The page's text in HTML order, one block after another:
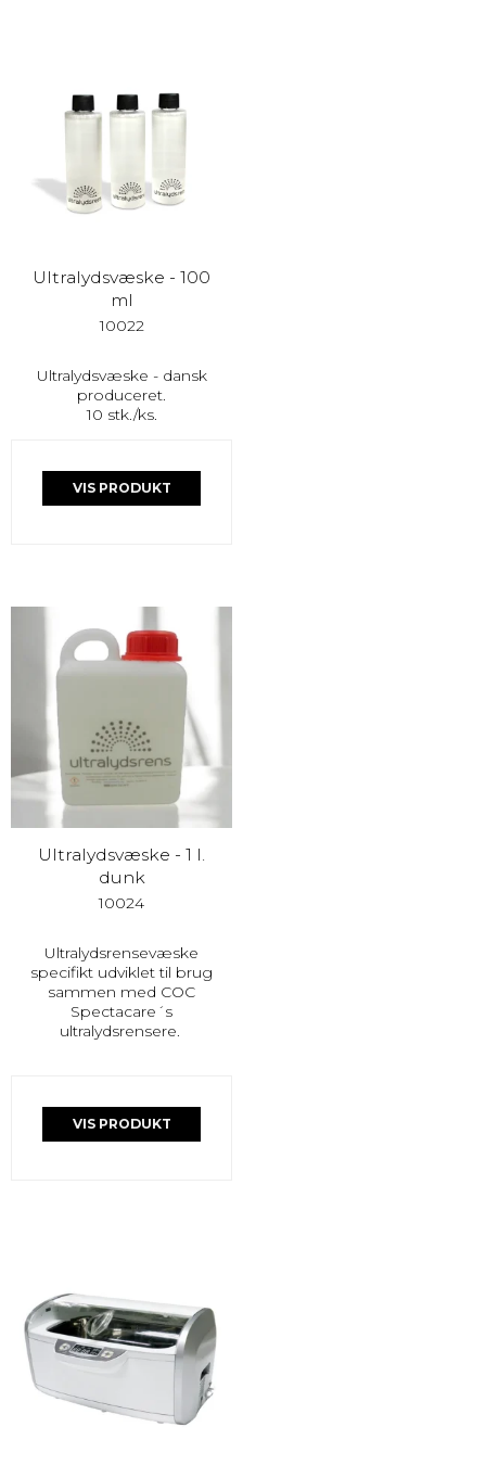
Ultralydsvæske - 100
ml
10022
Ultralydsvæske - dansk
produceret.
10 stk./ks.
VIS PRODUKT
Ultralydsvæske - 1 l.
dunk
10024
Ultralydsrensevæske
specifikt udviklet til brug
sammen med COC
Spectacare´s
ultralydsrensere.
VIS PRODUKT